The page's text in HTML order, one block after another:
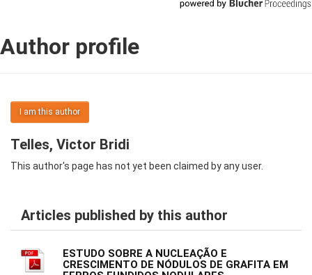
Author profile
I am this author
Telles, Victor Bridi
This author's page has not yet been claimed by any user.
Articles published by this author
ESTUDO SOBRE A NUCLEAÇÃO E
CRESCIMENTO DE NÓDULOS DE GRAFITA EM